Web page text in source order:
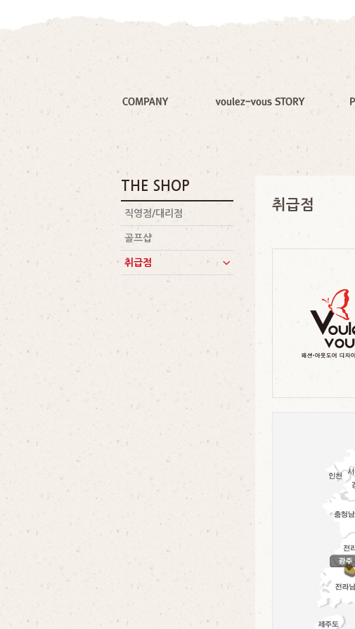
THE SHOP
직영점/대리점
골프샵
취급점
취급점